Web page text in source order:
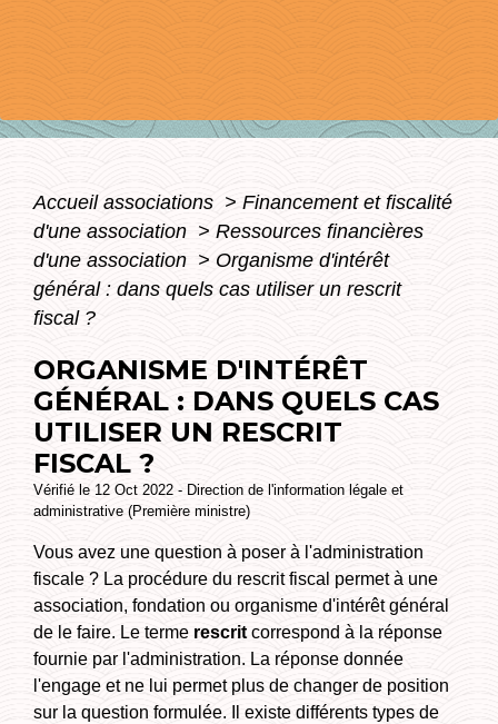
Accueil associations > Financement et fiscalité
d'une association > Ressources financières
d'une association > Organisme d'intérêt
général : dans quels cas utiliser un rescrit
fiscal ?
ORGANISME D'INTÉRÊT
GÉNÉRAL : DANS QUELS CAS
UTILISER UN RESCRIT
FISCAL ?
Vérifié le 12 Oct 2022 - Direction de l'information légale et
administrative (Première ministre)
Vous avez une question à poser à l'administration
fiscale ? La procédure du rescrit fiscal permet à une
association, fondation ou organisme d'intérêt général
de le faire. Le terme rescritcorrespond à la réponse
fournie par l'administration. La réponse donnée
l'engage et ne lui permet plus de changer de position
sur la question formulée. Il existe différents types de